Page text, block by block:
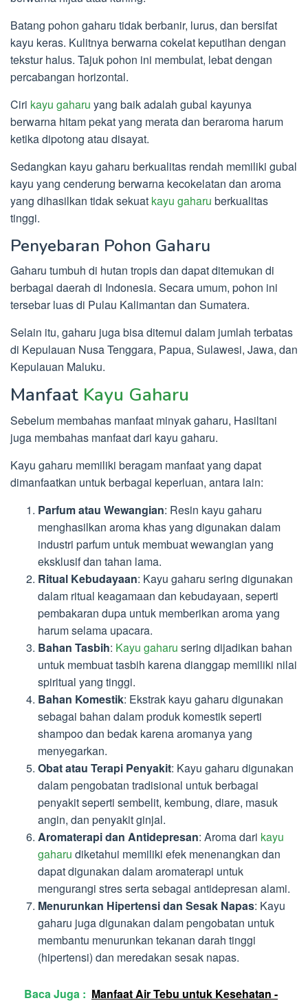
Batang pohon gaharu tidak berbanir, lurus, dan bersifat
kayu keras. Kulitnya berwarna cokelat keputihan dengan
tekstur halus. Tajuk pohon ini membulat, lebat dengan
percabangan horizontal.
Ciri kayu gaharu yang baik adalah gubal kayunya
berwarna hitam pekat yang merata dan beraroma harum
ketika dipotong atau disayat.
Sedangkan kayu gaharu berkualitas rendah memiliki gubal
kayu yang cenderung berwarna kecokelatan dan aroma
yang dihasilkan tidak sekuat kayu gaharu berkualitas
tinggi.
Penyebaran Pohon Gaharu
Gaharu tumbuh di hutan tropis dan dapat ditemukan di
berbagai daerah di Indonesia. Secara umum, pohon ini
tersebar luas di Pulau Kalimantan dan Sumatera.
Selain itu, gaharu juga bisa ditemui dalam jumlah terbatas
di Kepulauan Nusa Tenggara, Papua, Sulawesi, Jawa, dan
Kepulauan Maluku.
Manfaat Kayu Gaharu
Sebelum membahas manfaat minyak gaharu, Hasiltani
juga membahas manfaat dari kayu gaharu.
Kayu gaharu memiliki beragam manfaat yang dapat
dimanfaatkan untuk berbagai keperluan, antara lain:
Parfum atau Wewangian: Resin kayu gaharu
menghasilkan aroma khas yang digunakan dalam
industri parfum untuk membuat wewangian yang
eksklusif dan tahan lama.
Ritual Kebudayaan: Kayu gaharu sering digunakan
dalam ritual keagamaan dan kebudayaan, seperti
pembakaran dupa untuk memberikan aroma yang
harum selama upacara.
Bahan Tasbih: Kayu gaharu sering dijadikan bahan
untuk membuat tasbih karena dianggap memiliki nilai
spiritual yang tinggi.
Bahan Komestik: Ekstrak kayu gaharu digunakan
sebagai bahan dalam produk komestik seperti
shampoo dan bedak karena aromanya yang
menyegarkan.
Obat atau Terapi Penyakit: Kayu gaharu digunakan
dalam pengobatan tradisional untuk berbagai
penyakit seperti sembelit, kembung, diare, masuk
angin, dan penyakit ginjal.
Aromaterapi dan Antidepresan: Aroma dari kayu
gaharu diketahui memiliki efek menenangkan dan
dapat digunakan dalam aromaterapi untuk
mengurangi stres serta sebagai antidepresan alami.
Menurunkan Hipertensi dan Sesak Napas: Kayu
gaharu juga digunakan dalam pengobatan untuk
membantu menurunkan tekanan darah tinggi
(hipertensi) dan meredakan sesak napas.
Baca Juga : Manfaat Air Tebu untuk Kesehatan -